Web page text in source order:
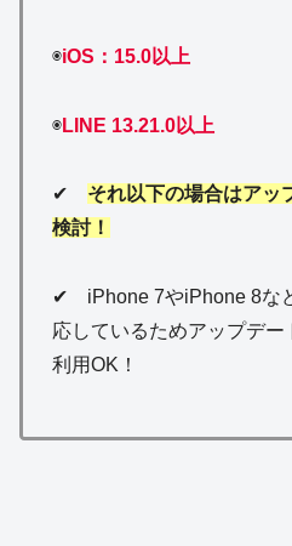
◉iOS：15.0以上
◉LINE 13.21.0以上
✔ それ以下の場合はアッ
検討！
✔ iPhone 7やiPhone 8な
応しているためアップデ
利用OK！